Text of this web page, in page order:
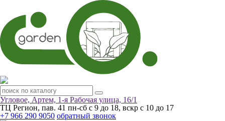
Угловое, Артем, ​1-я Рабочая улица, 16/1
ТЦ Регион, пав. 41 пн-сб с 9 до 18, вскр с 10 до 17
+7 966 290 9050 обратный звонок